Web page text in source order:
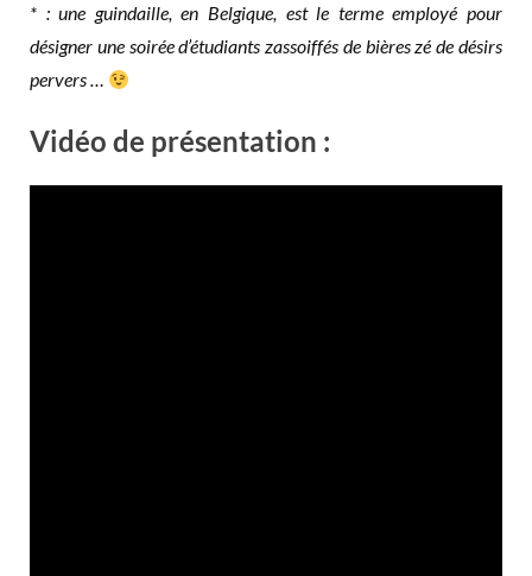
* : une guindaille, en Belgique, est le terme employé pour
désigner une soirée d’étudiants zassoiffés de bières zé de désirs
pervers …
Vidéo de présentation :